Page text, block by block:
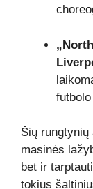
Šių
masinės
bet ir
tokius